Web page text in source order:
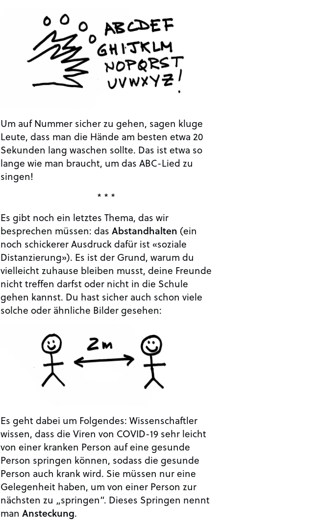
Um auf Nummer sicher zu gehen, sagen kluge
Leute, dass man die Hände am besten etwa 20
Sekunden lang waschen sollte. Das ist etwa so
lange wie man braucht, um das ABC-Lied zu
singen!
* * *
Es gibt noch ein letztes Thema, das wir
besprechen müssen: das Abstandhalten (ein
noch schickerer Ausdruck dafür ist «soziale
Distanzierung»). Es ist der Grund, warum du
vielleicht zuhause bleiben musst, deine Freunde
nicht treffen darfst oder nicht in die Schule
gehen kannst. Du hast sicher auch schon viele
solche oder ähnliche Bilder gesehen:
Es geht dabei um Folgendes: Wissenschaftler
wissen, dass die Viren von COVID-19 sehr leicht
von einer kranken Person auf eine gesunde
Person springen können, sodass die gesunde
Person auch krank wird. Sie müssen nur eine
Gelegenheit haben, um von einer Person zur
nächsten zu „springen“. Dieses Springen nennt
man Ansteckung.